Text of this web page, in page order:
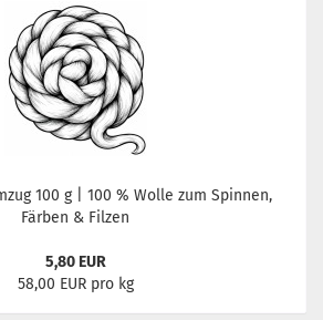
100 g | 100 % Wolle zum Spinnen,
Färben & Filzen
5,80 EUR
58,00 EUR pro kg